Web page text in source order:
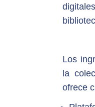
Los
la
ofrece